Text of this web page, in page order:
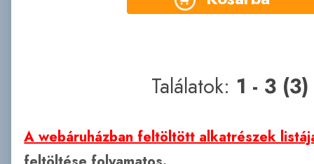
Találatok: 1 - 3 (3)
A webáruházban feltöltött alkatrészek